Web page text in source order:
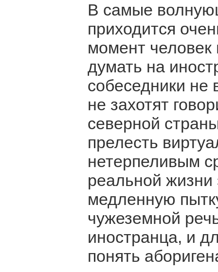
В самые
приходится
момент человек
думать на
собеседники не
не захотят
северной
прелесть
нетерпеливым
реальной жизни
медленную
чужеземной
иностранца, и
понять